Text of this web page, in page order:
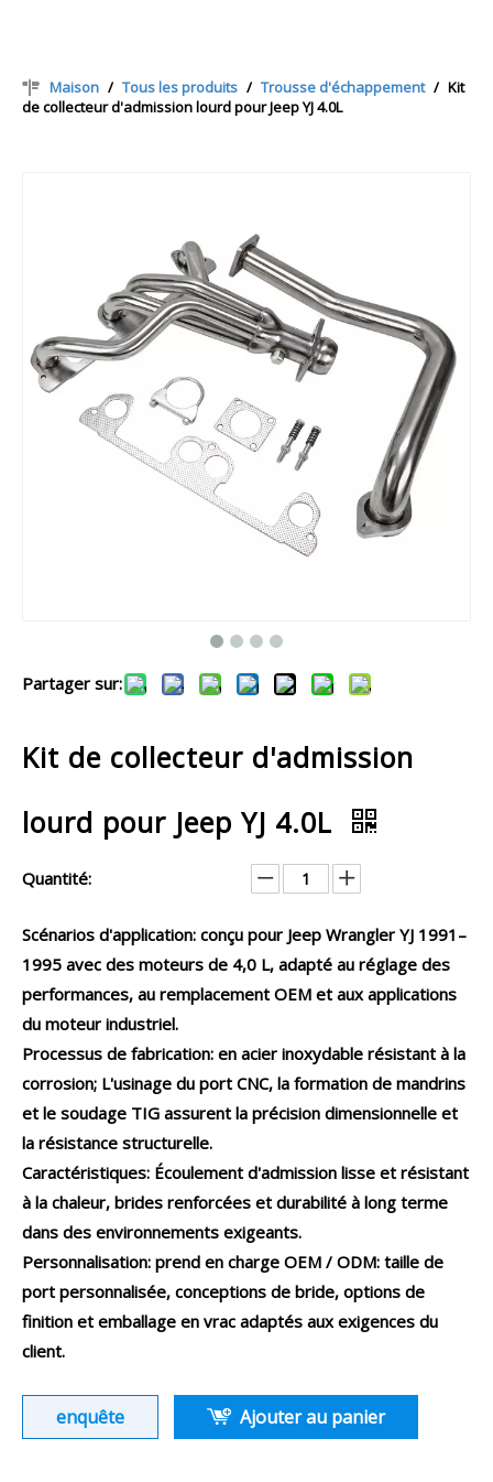
Maison / Tous les produits / Trousse d'échappement / Kit
de collecteur d'admission lourd pour Jeep YJ 4.0L
Partager sur:
Kit de collecteur d'admission
lourd pour Jeep YJ 4.0L
Quantité:
Scénarios d'application: conçu pour Jeep Wrangler YJ 1991–
1995 avec des moteurs de 4,0 L, adapté au réglage des
performances, au remplacement OEM et aux applications
du moteur industriel.
Processus de fabrication: en acier inoxydable résistant à la
corrosion; L'usinage du port CNC, la formation de mandrins
et le soudage TIG assurent la précision dimensionnelle et
la résistance structurelle.
Caractéristiques: Écoulement d'admission lisse et résistant
à la chaleur, brides renforcées et durabilité à long terme
dans des environnements exigeants.
Personnalisation: prend en charge OEM / ODM: taille de
port personnalisée, conceptions de bride, options de
finition et emballage en vrac adaptés aux exigences du
client.
enquête Ajouter au panier